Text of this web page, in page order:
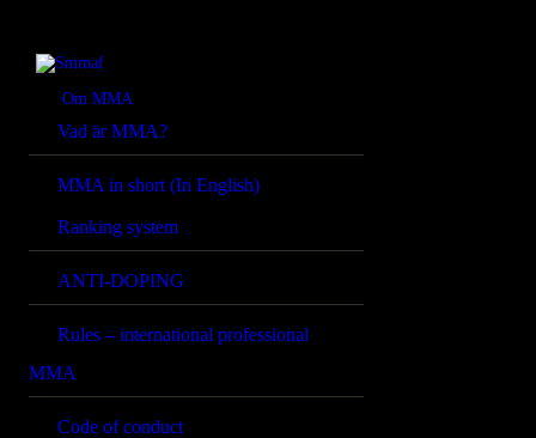
Om MMA
Vad är MMA?
MMA in short (In English)
Ranking system
ANTI-DOPING
Rules – international professional
MMA
Code of conduct
NYHETER
REGELVERK
KOMMANDE
EVENEMANG
FÖRBUNDET